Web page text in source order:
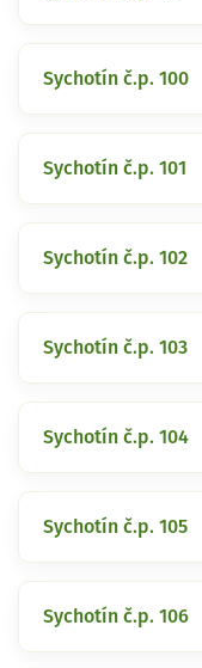
Sychotín č.p. 100
Sychotín č.p. 101
Sychotín č.p. 102
Sychotín č.p. 103
Sychotín č.p. 104
Sychotín č.p. 105
Sychotín č.p. 106